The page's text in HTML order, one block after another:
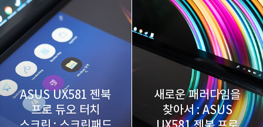
ASUS UX581 젠북
프로 듀오 터치
새로운 패러다임을
찾아서 : ASUS